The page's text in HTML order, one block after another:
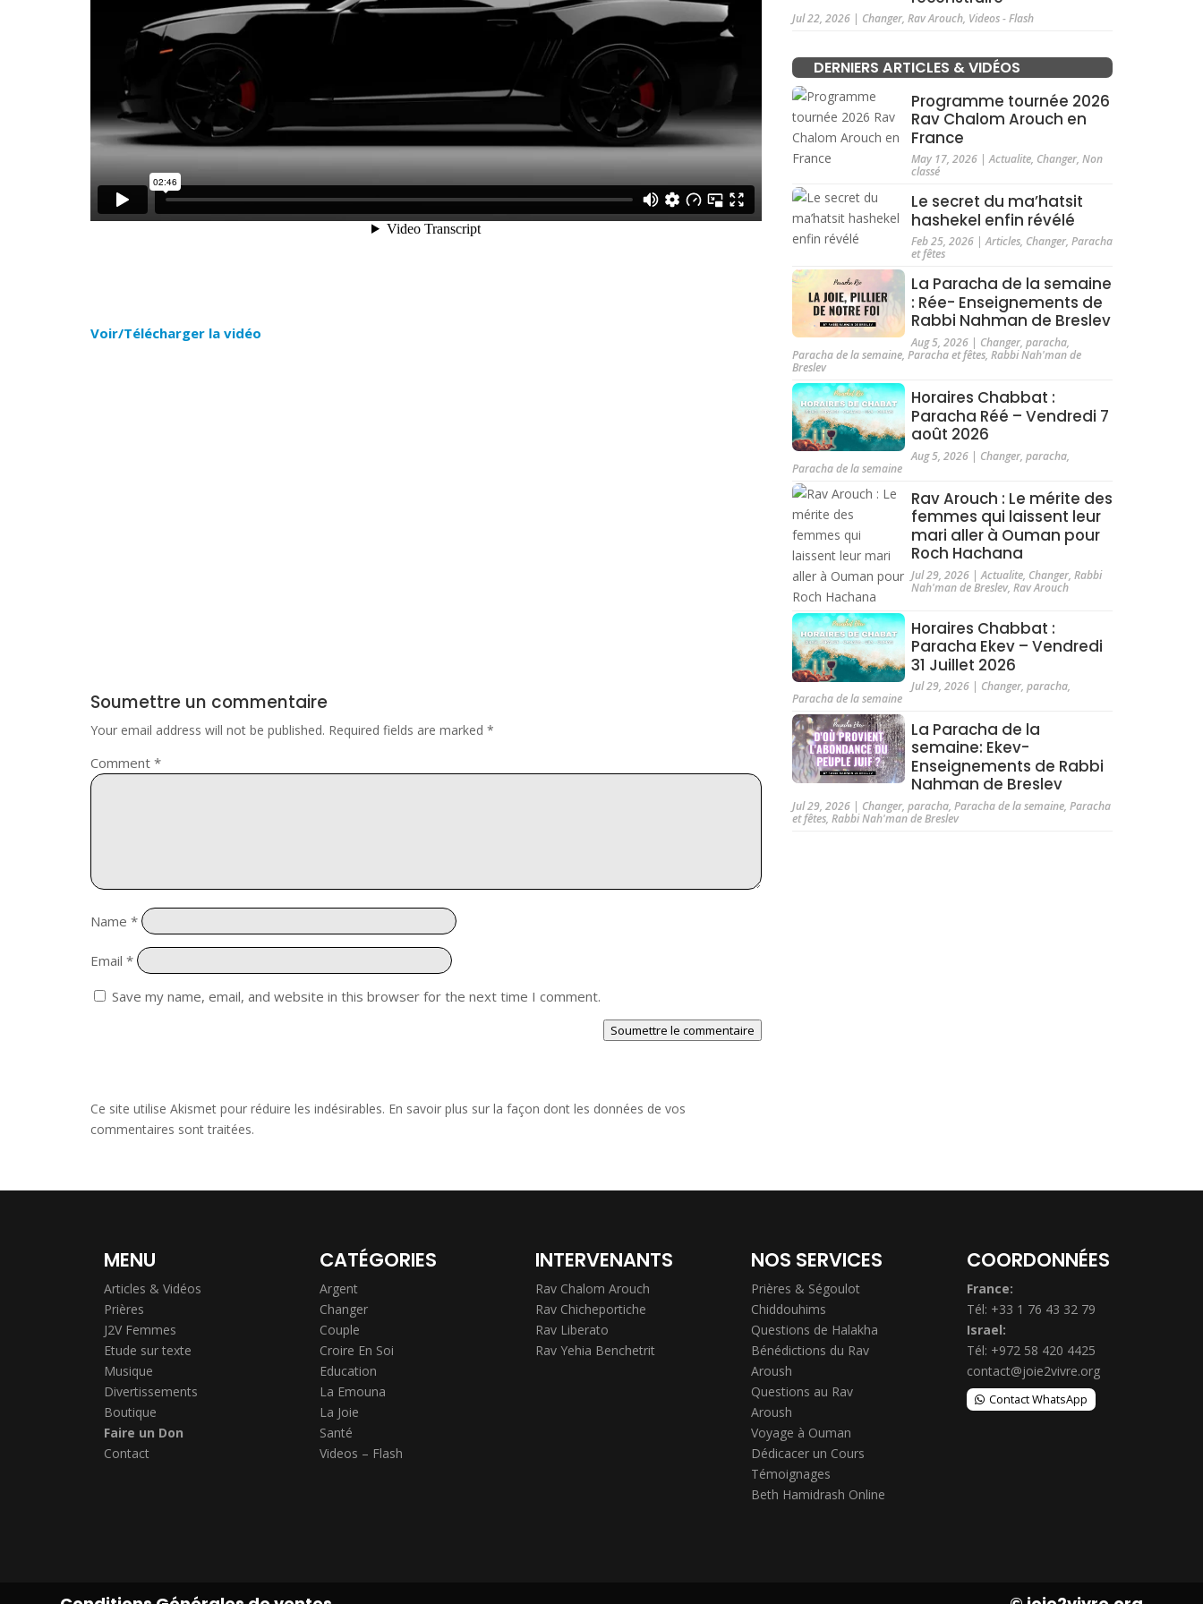
Voir/Télécharger la vidéo
Soumettre un commentaire
Your email address will not be published. Required fields are marked *
Comment *
Name *
Email *
Save my name, email, and website in this browser for the next time I comment.
Soumettre le commentaire
Ce site utilise Akismet pour réduire les indésirables. En savoir plus sur la façon dont les données de vos
commentaires sont traitées.
Jul 22, 2026 Changer,Rav Arouch, Videos - Flash
DERNIERS ARTICLES & VIDÉOS
Programme tournée 2026
Rav Chalom Arouch en
France
May 17, 2026|Actualite, Changer, Non
classé
Le secret du ma’hatsit
hashekel enfin révélé
Feb 25, 2026|Articles, Changer, Paracha
et fêtes
La Paracha de la semaine
: Rée- Enseignements de
Rabbi Nahman de Breslev
Aug 5, 2026| Changer, paracha,
Paracha de la semaine,Paracha et fêtes,Rabbi Nah'man de
Breslev
Horaires Chabbat :
Paracha Réé – Vendredi 7
août 2026
Aug 5, 2026| Changer, paracha,
Paracha de la semaine
Rav Arouch : Le mérite des
femmes qui laissent leur
mari aller à Ouman pour
Roch Hachana
Jul 29, 2026|Actualite, Changer, Rabbi
Nah'man de Breslev, Rav Arouch
Horaires Chabbat :
Paracha Ekev – Vendredi
31 Juillet 2026
Jul 29, 2026| Changer, paracha,
Paracha de la semaine
La Paracha de la
semaine: Ekev-
Enseignements de Rabbi
Nahman de Breslev
Jul 29, 2026 | Changer,paracha,Paracha de la semaine,Paracha
et fêtes,Rabbi Nah'man de Breslev
MENU
Articles & Vidéos
Prières
J2V Femmes
Etude sur texte
Musique
Divertissements
Boutique
Faire un Don
Contact
CATÉGORIES
Argent
Changer
Couple
Croire En Soi
Education
La Emouna
La Joie
Santé
Videos – Flash
INTERVENANTS
Rav Chalom Arouch
Rav Chicheportiche
Rav Liberato
Rav Yehia Benchetrit
NOS SERVICES
Prières & Ségoulot
Chiddouhims
Questions de Halakha
Bénédictions du Rav
Aroush
Questions au Rav
Aroush
Voyage à Ouman
Dédicacer un Cours
Témoignages
Beth Hamidrash Online
COORDONNÉES
France:
Tél: +33 1 76 43 32 79
Israel:
Tél: +972 58 420 4425
contact@joie2vivre.org
Contact WhatsApp